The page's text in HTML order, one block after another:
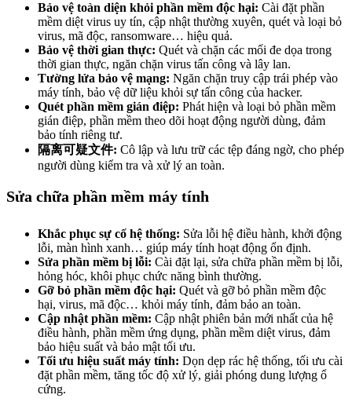
Bảo vệ toàn diện khỏi phần mềm độc hại: Cài đặt phần
mềm diệt virus uy tín, cập nhật thường xuyên, quét và loại bỏ
virus, mã độc, ransomware… hiệu quả.
Bảo vệ thời gian thực: Quét và chặn các mối đe dọa trong
thời gian thực, ngăn chặn virus tấn công và lây lan.
Tường lửa bảo vệ mạng: Ngăn chặn truy cập trái phép vào
máy tính, bảo vệ dữ liệu khỏi sự tấn công của hacker.
Quét phần mềm gián điệp: Phát hiện và loại bỏ phần mềm
gián điệp, phần mềm theo dõi hoạt động người dùng, đảm
bảo tính riêng tư.
隔离可疑文件: Cô lập và lưu trữ các tệp đáng ngờ, cho phép
người dùng kiểm tra và xử lý an toàn.
Sửa chữa phần mềm máy tính
Khắc phục sự cố hệ thống: Sửa lỗi hệ điều hành, khởi động
lỗi, màn hình xanh… giúp máy tính hoạt động ổn định.
Sửa phần mềm bị lỗi: Cài đặt lại, sửa chữa phần mềm bị lỗi,
hỏng hóc, khôi phục chức năng bình thường.
Gỡ bỏ phần mềm độc hại: Quét và gỡ bỏ phần mềm độc
hại, virus, mã độc… khỏi máy tính, đảm bảo an toàn.
Cập nhật phần mềm: Cập nhật phiên bản mới nhất của hệ
điều hành, phần mềm ứng dụng, phần mềm diệt virus, đảm
bảo hiệu suất và bảo mật tối ưu.
Tối ưu hiệu suất máy tính: Dọn dẹp rác hệ thống, tối ưu cài
đặt phần mềm, tăng tốc độ xử lý, giải phóng dung lượng ổ
cứng.